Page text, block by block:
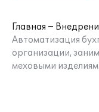
Главная
Автоматизация
организации,
меховыми